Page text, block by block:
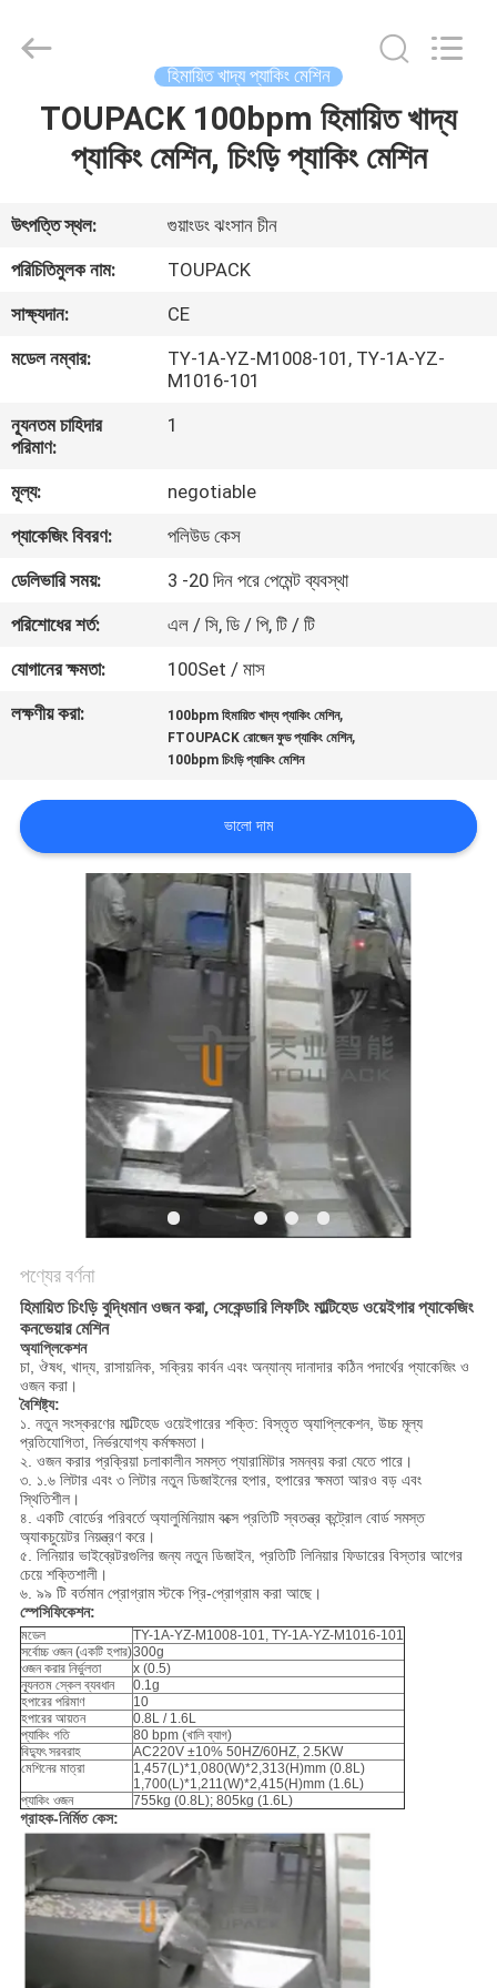
বাড়ি
আমাদের
সম্পর্কে
ফ্যাক্টরি
ট্যুর
মান
নিয়ন্ত্রণ
আমাদের
সাথে
যোগাযোগ
করুন
মামলা
SITEMAP
গোপনীয়তা
Reserved.
হিমায়িত খাদ্য প্যাকিং মেশিন
TOUPACK 100bpm হিমায়িত খাদ্য
প্যাকিং মেশিন, চিংড়ি প্যাকিং মেশিন
উৎপত্তি স্থল:
গুয়াংডং ঝংসান চীন
পরিচিতিমুলক নাম:
TOUPACK
সাক্ষ্যদান:
CE
মডেল নম্বার:
TY-1A-YZ-M1008-101, TY-1A-YZ-
M1016-101
ন্যূনতম চাহিদার
পরিমাণ:
1
মূল্য:
negotiable
প্যাকেজিং বিবরণ:
পলিউড কেস
ডেলিভারি সময়:
3 -20 দিন পরে পেমেন্ট ব্যবস্থা
পরিশোধের শর্ত:
এল / সি, ডি / পি, টি / টি
যোগানের ক্ষমতা:
100Set / মাস
লক্ষণীয় করা:
100bpm হিমায়িত খাদ্য প্যাকিং মেশিন,
FTOUPACK রোজেন ফুড প্যাকিং মেশিন,
100bpm চিংড়ি প্যাকিং মেশিন
ভালো দাম
পণ্যের বর্ণনা
হিমায়িত চিংড়ি বুদ্ধিমান ওজন করা, সেকেন্ডারি লিফটিং মাল্টিহেড ওয়েইগার প্যাকেজিং
কনভেয়ার মেশিন
অ্যাপ্লিকেশন
চা, ঔষধ, খাদ্য, রাসায়নিক, সক্রিয় কার্বন এবং অন্যান্য দানাদার কঠিন পদার্থের প্যাকেজিং ও
ওজন করা।
বৈশিষ্ট্য:
১. নতুন সংস্করণের মাল্টিহেড ওয়েইগারের শক্তি: বিস্তৃত অ্যাপ্লিকেশন, উচ্চ মূল্য
প্রতিযোগিতা, নির্ভরযোগ্য কর্মক্ষমতা।
২. ওজন করার প্রক্রিয়া চলাকালীন সমস্ত প্যারামিটার সমন্বয় করা যেতে পারে।
৩. ১.৬ লিটার এবং ৩ লিটার নতুন ডিজাইনের হপার, হপারের ক্ষমতা আরও বড় এবং
স্থিতিশীল।
৪. একটি বোর্ডের পরিবর্তে অ্যালুমিনিয়াম বক্সে প্রতিটি স্বতন্ত্র কন্ট্রোল বোর্ড সমস্ত
অ্যাকচুয়েটর নিয়ন্ত্রণ করে।
৫. লিনিয়ার ভাইব্রেটরগুলির জন্য নতুন ডিজাইন, প্রতিটি লিনিয়ার ফিডারের বিস্তার আগের
চেয়ে শক্তিশালী।
৬. ৯৯ টি বর্তমান প্রোগ্রাম স্টকে প্রি-প্রোগ্রাম করা আছে।
স্পেসিফিকেশন:
মডেল
TY-1A-YZ-M1008-101, TY-1A-YZ-M1016-101
সর্বোচ্চ ওজন (একটি হপার)300g
ওজন করার নির্ভুলতা
x (0.5)
ন্যূনতম স্কেল ব্যবধান
0.1g
হপারের পরিমাণ
10
হপারের আয়তন
0.8L / 1.6L
প্যাকিং গতি
80 bpm (খালি ব্যাগ)
বিদ্যুৎ সরবরাহ
AC220V ±10% 50HZ/60HZ, 2.5KW
মেশিনের মাত্রা
1,457(L)*1,080(W)*2,313(H)mm (0.8L)
1,700(L)*1,211(W)*2,415(H)mm (1.6L)
প্যাকিং ওজন
755kg (0.8L); 805kg (1.6L)
গ্রাহক-নির্মিত কেস: